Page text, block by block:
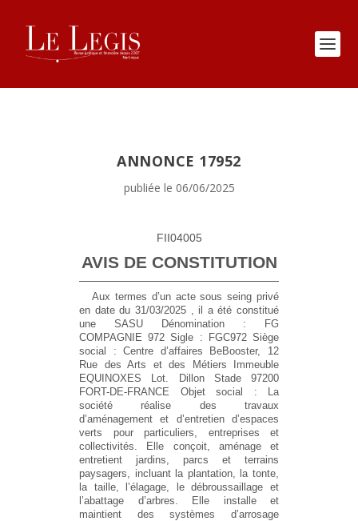
ANNONCE 17952
publiée le 06/06/2025
FII04005
AVIS DE CONSTITUTION
Aux termes d’un acte sous seing privé
en date du 31/03/2025 , il a été constitué
une SASU Dénomination :
FG
COMPAGNIE 972 Sigle : FGC972Siège
social :Centre d’affaires BeBooster, 12
Rue des Arts et des Métiers Immeuble
EQUINOXES Lot. Dillon Stade 97200
FORT-DE-FRANCE Objet social :
La
société réalise des travaux
d’aménagement et d’entretien d’espaces
verts pour particuliers, entreprises et
collectivités. Elle conçoit, aménage et
entretient jardins, parcs et terrains
paysagers, incluant la plantation, la tonte,
la taille, l’élagage, le débroussaillage et
l’abattage d’arbres. Elle installe et
maintient des systèmes d’arrosage